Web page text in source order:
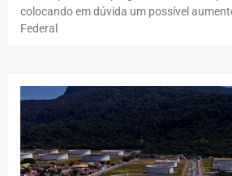
colocando em dúvida um possível
Federal